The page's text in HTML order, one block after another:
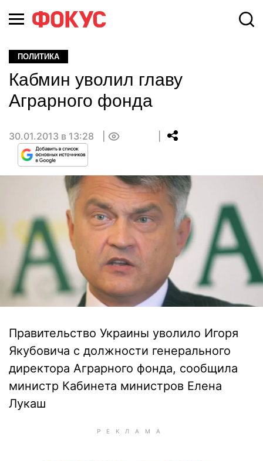
ПОЛИТИКА
Кабмин уволил главу
Аграрного фонда
30.01.2013 в 13:28
Правительство Украины уволило Игоря
Якубовича с должности генерального
директора Аграрного фонда, сообщила
министр Кабинета министров Елена
Лукаш